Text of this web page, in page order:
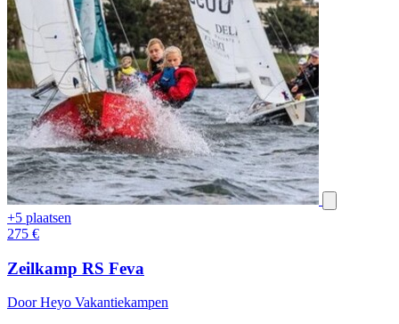
+5 plaatsen
275 €
Zeilkamp RS Feva
Door Heyo Vakantiekampen